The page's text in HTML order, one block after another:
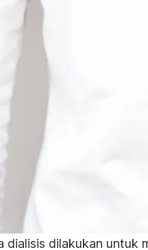
dialisis dilakukan untuk